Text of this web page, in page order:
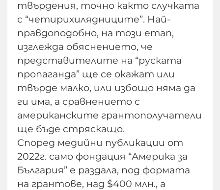
твърдения, точно както случката
с “четирихилядниците”. Най-
правдоподобно, на този етап,
изглежда обяснението, че
представителите на “руската
пропаганда” ще се окажат или
твърде малко, или избощо няма да
ги има, а сравнението с
американските грантополучатели
ще бъде стряскащо.
Според медийни публикации от
2022г. само фондация “Америка за
България” е раздала, под формата
на грантове, над $400 млн., а